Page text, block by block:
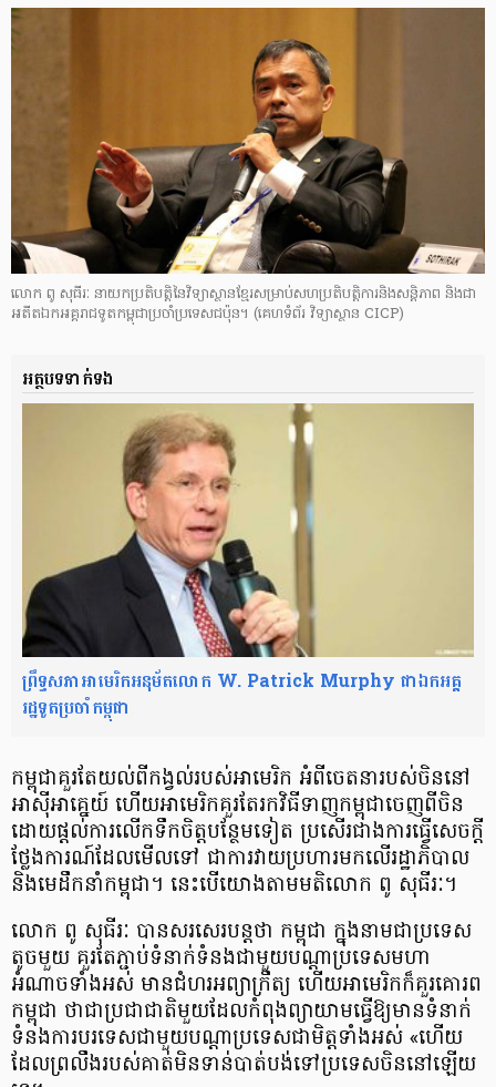
លោក ពូ សុធីរៈ នាយក​ប្រតិបត្ដិ​នៃ​វិទ្យាស្ថាន​ខ្មែរ​សម្រាប់​សហប្រតិបត្ដិការ​និងសន្តិភាព និង​ជា​
អតីត​ឯកអគ្គរាជ​ទូត​កម្ពុជា​ប្រចាំ​ប្រទេស​ជប៉ុន។ (គេហទំព័រ វិទ្យាស្ថាន CICP)
អត្ថបទទាក់ទង
ព្រឹទ្ធ​សភា​អាមេរិក​អនុម័ត​លោក W. Patrick Murphy ជា​ឯកអគ្គ
រដ្ឋទូត​ប្រចាំ​កម្ពុជា
កម្ពុជា​គួរតែ​យល់​ពី​កង្វល់​របស់​អាមេរិក អំពី​ចេតនា​របស់​ចិន​នៅ​
អាស៊ី​អាគ្នេយ៍ ហើយ​អាមេរិក​គួរតែ​រក​វិធី​ទាញ​កម្ពុជា​ចេញ​ពី​ចិន
ដោយ​ផ្តល់​ការ​លើក​ទឹកចិត្ត​បន្ថែម​ទៀត ប្រសើរ​ជាង​ការ​ធ្វើ​សេចក្តី​
ថ្លែងការណ៍​ដែល​មើល​ទៅ​ ជា​ការវាយ​ប្រហារ​មក​លើ​រដ្ឋាភិបាល​
និង​មេដឹកនាំ​កម្ពុជា។ នេះ​បើ​យោង​តាម​មតិ​លោក​ ពូ សុធីរៈ។
លោក ពូ សុធីរៈ បាន​សរសេរ​បន្ត​ថា កម្ពុជា ក្នុង​នាម​ជា​ប្រទេស​
តូច​មួយ គួរតែ​ភ្ជាប់​ទំនាក់​ទំនង​ជាមួយ​បណ្តា​ប្រទេស​មហា​
អំណាច​ទាំង​អស់ មាន​ជំហរ​អព្យាក្រឹត្យ​ ហើយ​អាមេរិក​ក៏​គួរ​គោរព​
កម្ពុជា ថា​ជា​ប្រជាជាតិ​មួយ​ដែល​កំពុង​ព្យាយាម​ធ្វើ​ឱ្យ​មាន​ទំនាក់​
ទំនង​ការ​បរទេស​ជាមួយ​បណ្តា​ប្រទេស​​​ជា​​មិត្ត​ទាំង​អស់ «ហើយ​
ដែល​ព្រលឹង​របស់​គាត់​មិនទាន់​បាត់បង់​ទៅ​ប្រទេស​ចិន​នៅ​ឡើយ​